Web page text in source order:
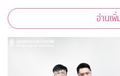
เพื่อให้ความช่วยเหลือด้านการอ
พร้อมคำแนะนำการออกแบบสถาน
อ่านเพิ่